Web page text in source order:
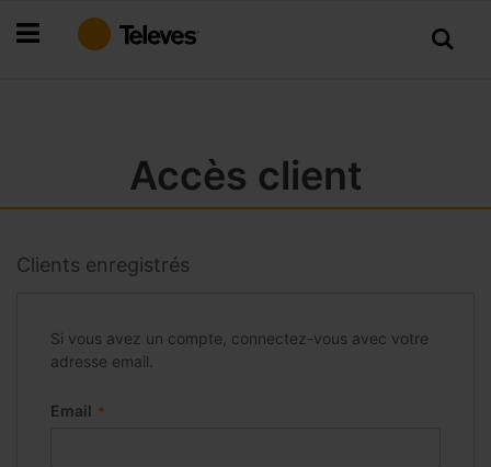
au
Accès client
Clients enregistrés
Si vous avez un compte, connectez-vous avec votre
adresse email.
Email